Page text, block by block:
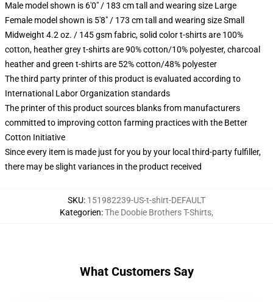
Male model shown is 6'0" / 183 cm tall and wearing size Large
Female model shown is 5'8" / 173 cm tall and wearing size Small
Midweight 4.2 oz. / 145 gsm fabric, solid color t-shirts are 100%
cotton, heather grey t-shirts are 90% cotton/10% polyester, charcoal
heather and green t-shirts are 52% cotton/48% polyester
The third party printer of this product is evaluated according to
International Labor Organization standards
The printer of this product sources blanks from manufacturers
committed to improving cotton farming practices with the Better
Cotton Initiative
Since every item is made just for you by your local third-party fulfiller,
there may be slight variances in the product received
SKU: 151982239-US-t-shirt-DEFAULT
Kategorien:The Doobie Brothers T-Shirts,
What Customers Say